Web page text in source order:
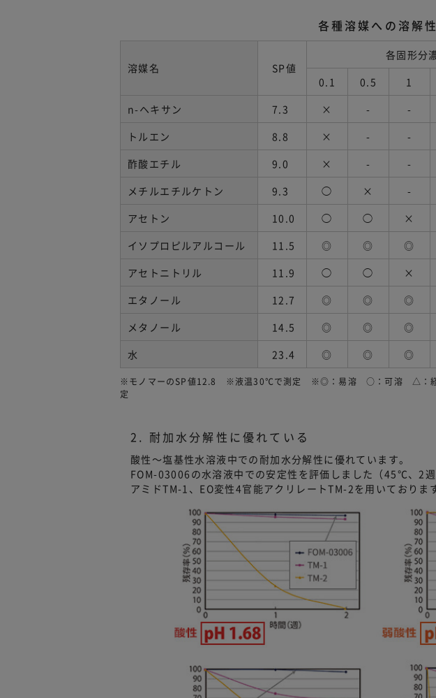
各種溶媒への溶解性
溶媒名 SP値
各固形分
0.1
0.5 1
n-ヘキサン
7.3 × - -
トルエン
8.8 × - -
酢酸エチル
9.0 × - -
メチルエチルケトン
9.3 ◯ × -
アセトン
10.0 ◯ ◯ ×
イソプロピルアルコール
11.5 ◎ ◎ ◎
アセトニトリル
11.9 ◯ ◯ ×
エタノール
12.7 ◎ ◎ ◎
メタノール
14.5 ◎ ◎ ◎
水
23.4 ◎ ◎ ◎
※モノマーのSP値12.8 ※液温30℃で測定 ※◎：易溶 ○：可溶 △：経
定
2. 耐加水分解性に優れている
酸性～塩基性水溶液中での耐加水分解性に優れています。
FOM-03006の水溶液中での安定性を評価しました（45℃、2
アミドTM-1、EO変性4官能アクリレートTM-2を用いております